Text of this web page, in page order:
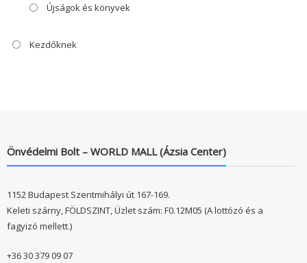
Újságok és könyvek
Kezdőknek
Önvédelmi Bolt – WORLD MALL (Ázsia Center)
1152 Budapest Szentmihályi út 167-169.
Keleti szárny, FÖLDSZINT, Üzlet szám: F0.12M05 (A lottózó és a
fagyizó mellett.)
+36 30 379 09 07